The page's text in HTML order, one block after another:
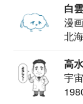
白
漫
北
高
宇